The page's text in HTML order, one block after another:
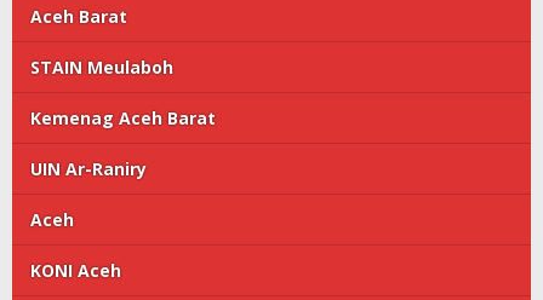
Aceh Barat
STAIN Meulaboh
Kemenag Aceh Barat
UIN Ar-Raniry
Aceh
KONI Aceh